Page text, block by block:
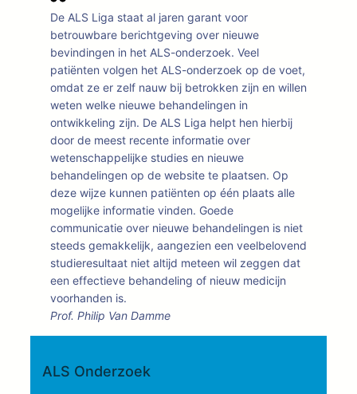
De ALS Liga staat al jaren garant voor
betrouwbare berichtgeving over nieuwe
bevindingen in het ALS-onderzoek. Veel
patiënten volgen het ALS-onderzoek op de voet,
omdat ze er zelf nauw bij betrokken zijn en willen
weten welke nieuwe behandelingen in
ontwikkeling zijn. De ALS Liga helpt hen hierbij
door de meest recente informatie over
wetenschappelijke studies en nieuwe
behandelingen op de website te plaatsen. Op
deze wijze kunnen patiënten op één plaats alle
mogelijke informatie vinden. Goede
communicatie over nieuwe behandelingen is niet
steeds gemakkelijk, aangezien een veelbelovend
studieresultaat niet altijd meteen wil zeggen dat
een effectieve behandeling of nieuw medicijn
voorhanden is.
Prof. Philip Van Damme
ALS Onderzoek